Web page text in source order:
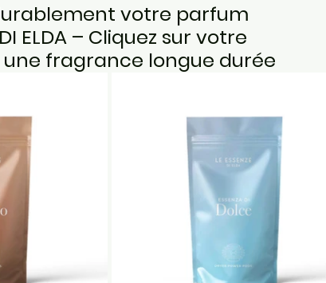
votre parfum
DI ELDA – Cliquez sur votre
fragrance longue durée